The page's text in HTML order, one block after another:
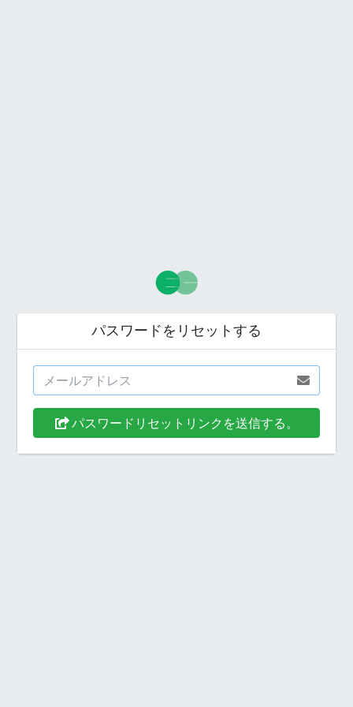
パスワードをリセットする
パスワードリセットリンクを送信する。